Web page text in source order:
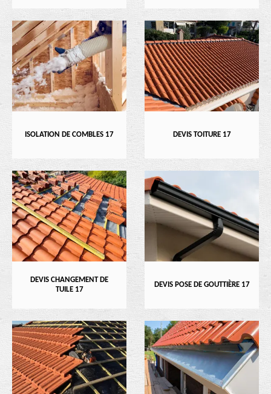
ISOLATION DE COMBLES 17 DEVIS TOITURE 17
DEVIS CHANGEMENT DE
TUILE 17
DEVIS POSE DE GOUTTIÈRE 17